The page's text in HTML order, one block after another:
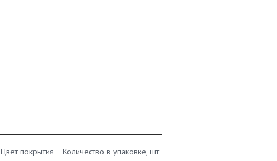
Цвет покрытия Количество в упаковке, шт